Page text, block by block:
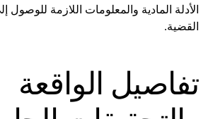
الأدلة المادية والمعلومات اللازمة
القضية.
تفاصيل الواقعة